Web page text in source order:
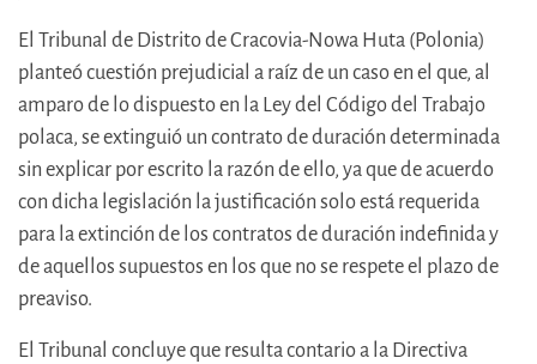
El Tribunal de Distrito de Cracovia-Nowa Huta (Polonia)
planteó cuestión prejudicial a raíz de un caso en el que, al
amparo de lo dispuesto en la Ley del Código del Trabajo
polaca, se extinguió un contrato de duración determinada
sin explicar por escrito la razón de ello, ya que de acuerdo
con dicha legislación la justificación solo está requerida
para la extinción de los contratos de duración indefinida y
de aquellos supuestos en los que no se respete el plazo de
preaviso.
El Tribunal concluye que resulta contario a la Directiva